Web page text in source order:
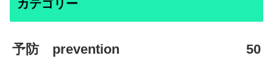
カテゴリー
予防 prevention 50